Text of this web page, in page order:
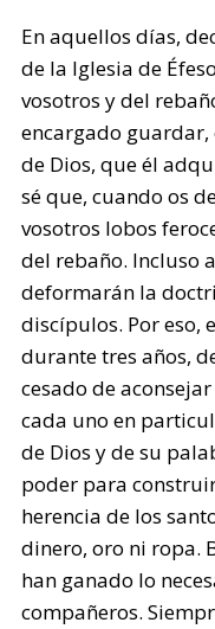
En aquellos días,
de la Iglesia de
vosotros y del
encargado guardar,
de Dios, que él
sé que, cuando os
vosotros lobos
del rebaño. Incluso
deformarán la
discípulos. Por eso,
durante tres años,
cesado de
cada uno en
de Dios y de su
poder para
herencia de los
dinero, oro ni ropa.
han ganado lo
compañeros.